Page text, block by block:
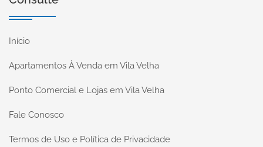
Início
Apartamentos À Venda em Vila Velha
Ponto Comercial e Lojas em Vila Velha
Fale Conosco
Termos de Uso e Política de Privacidade